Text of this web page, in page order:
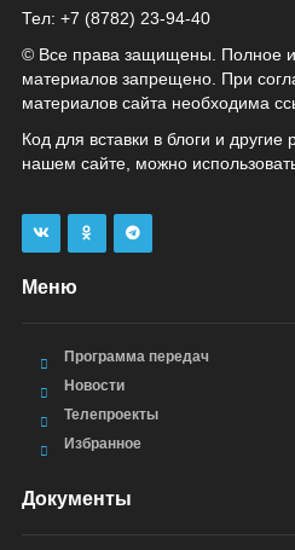
Тел: +7 (8782) 23‑94‑40
© Все права защищены. Полное
материалов запрещено. При
материалов сайта необходима
Код для вставки в блоги и
нашем сайте, можно
Меню
Программа передач
Новости
Телепроекты
Избранное
Документы